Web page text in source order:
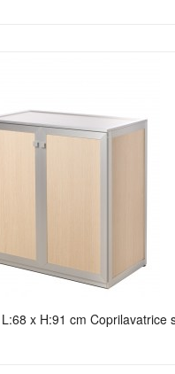
x H:91 cm Coprilavatrice